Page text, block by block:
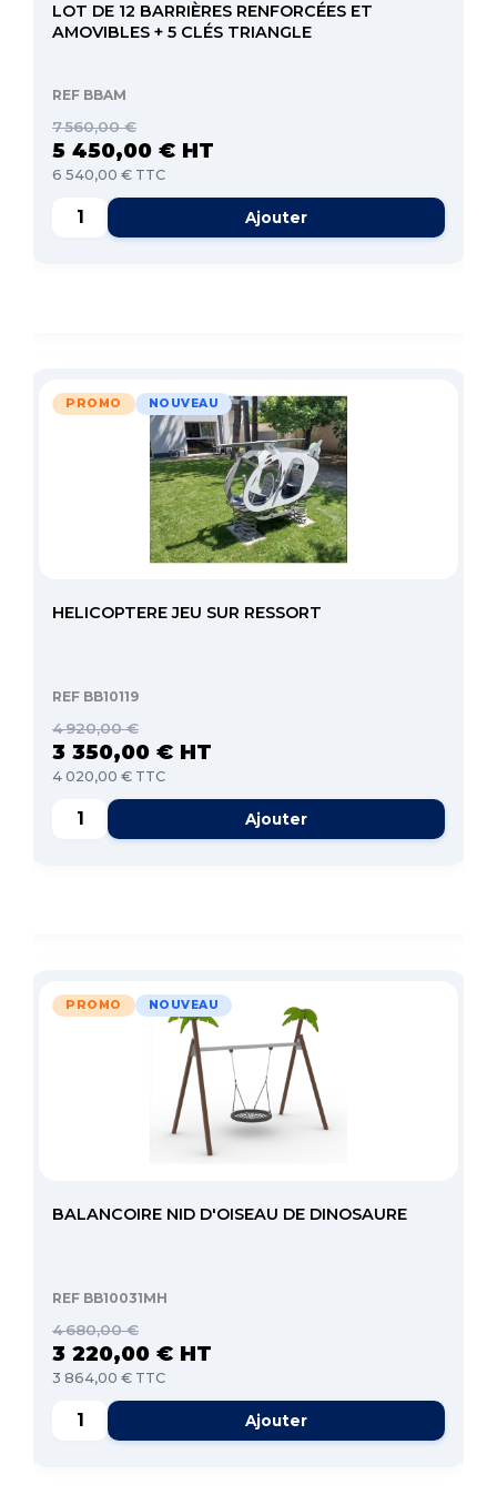
LOT DE 12 BARRIÈRES RENFORCÉES ET
AMOVIBLES + 5 CLÉS TRIANGLE
REF BBAM
7 560,00 €
5 450,00 € HT
6 540,00 € TTC
Ajouter
PROMO NOUVEAU
HELICOPTERE JEU SUR RESSORT
REF BB10119
4 920,00 €
3 350,00 € HT
4 020,00 € TTC
Ajouter
PROMO NOUVEAU
BALANCOIRE NID D'OISEAU DE DINOSAURE
REF BB10031MH
4 680,00 €
3 220,00 € HT
3 864,00 € TTC
Ajouter